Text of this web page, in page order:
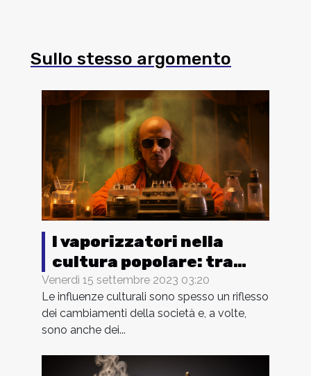
Sullo stesso argomento
I vaporizzatori nella
cultura popolare: tra
cinema, musica e
letteratura
Venerdì 15 settembre 2023 03:20
Le influenze culturali sono spesso un riflesso
dei cambiamenti della società e, a volte,
sono anche dei...